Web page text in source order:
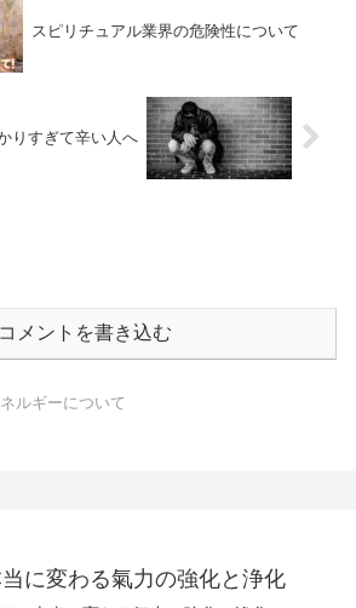
スピリチュアル業界の危険性について
りすぎて辛い人へ
コメントを書き込む
ルギーについて
に変わる氣力の強化と浄化